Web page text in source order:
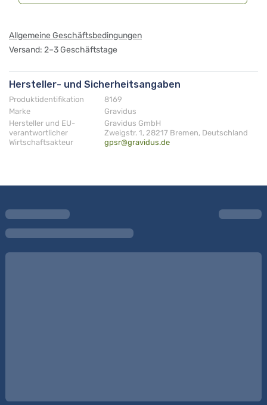
Allgemeine Geschäftsbedingungen
Versand: 2–3 Geschäftstage
Hersteller- und Sicherheitsangaben
Produktidentifikation
8169
Marke
Gravidus
Hersteller und EU-
verantwortlicher
Wirtschaftsakteur
Gravidus GmbH
Zweigstr. 1, 28217 Bremen, Deutschland
gpsr@gravidus.de